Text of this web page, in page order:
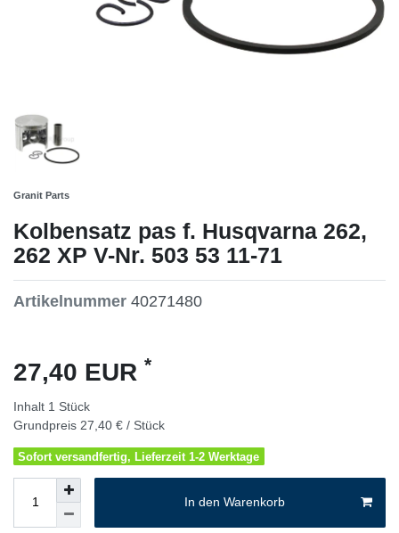
Granit Parts
Kolbensatz pas f. Husqvarna 262,
262 XP V-Nr. 503 53 11-71
Artikelnummer 40271480
27,40 EUR *
Inhalt 1 Stück
Grundpreis 27,40 € / Stück
Sofort versandfertig, Lieferzeit 1-2 Werktage
In den Warenkorb